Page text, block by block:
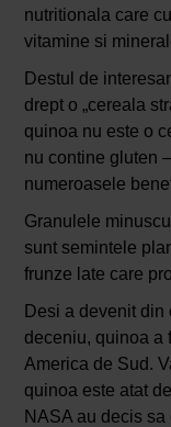
nutritionala care
vitamine si
Destul de
drept o „cereala
quinoa nu este o
nu contine gluten
numeroasele
Granulele
sunt semintele
frunze late care
Desi a devenit din
deceniu, quinoa a
America de Sud.
quinoa este atat
NASA au decis